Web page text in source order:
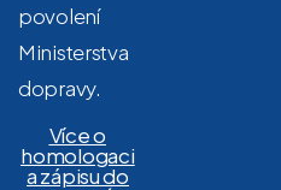
povolení
Ministerstva
dopravy.
Více o
homologaci
a zápisu do